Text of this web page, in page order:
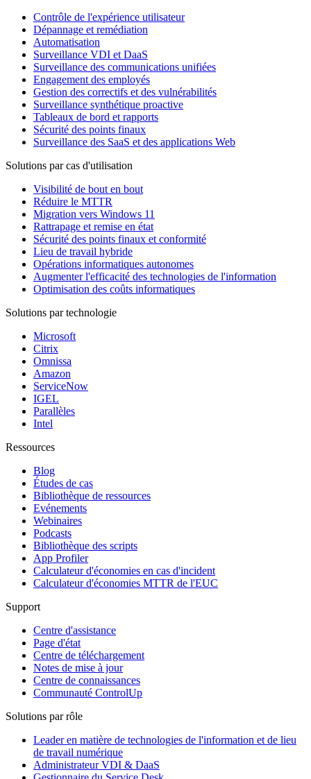
Contrôle de l'expérience utilisateur
Dépannage et remédiation
Automatisation
Surveillance VDI et DaaS
Surveillance des communications unifiées
Engagement des employés
Gestion des correctifs et des vulnérabilités
Surveillance synthétique proactive
Tableaux de bord et rapports
Sécurité des points finaux
Surveillance des SaaS et des applications Web
Solutions par cas d'utilisation
Visibilité de bout en bout
Réduire le MTTR
Migration vers Windows 11
Rattrapage et remise en état
Sécurité des points finaux et conformité
Lieu de travail hybride
Opérations informatiques autonomes
Augmenter l'efficacité des technologies de l'information
Optimisation des coûts informatiques
Solutions par technologie
Microsoft
Citrix
Omnissa
Amazon
ServiceNow
IGEL
Parallèles
Intel
Ressources
Blog
Études de cas
Bibliothèque de ressources
Evénements
Webinaires
Podcasts
Bibliothèque des scripts
App Profiler
Calculateur d'économies en cas d'incident
Calculateur d'économies MTTR de l'EUC
Support
Centre d'assistance
Page d'état
Centre de téléchargement
Notes de mise à jour
Centre de connaissances
Communauté ControlUp
Solutions par rôle
Leader en matière de technologies de l'information et de lieu
de travail numérique
Administrateur VDI & DaaS